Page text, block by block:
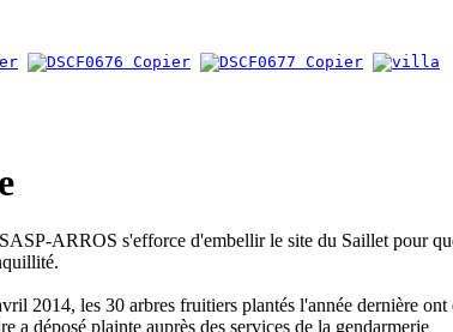
ARROS s'efforce d'embellir le site du Saillet pour
2014, les 30 arbres fruitiers plantés l'année dernière ont
a déposé plainte auprès des services de la gendarmerie